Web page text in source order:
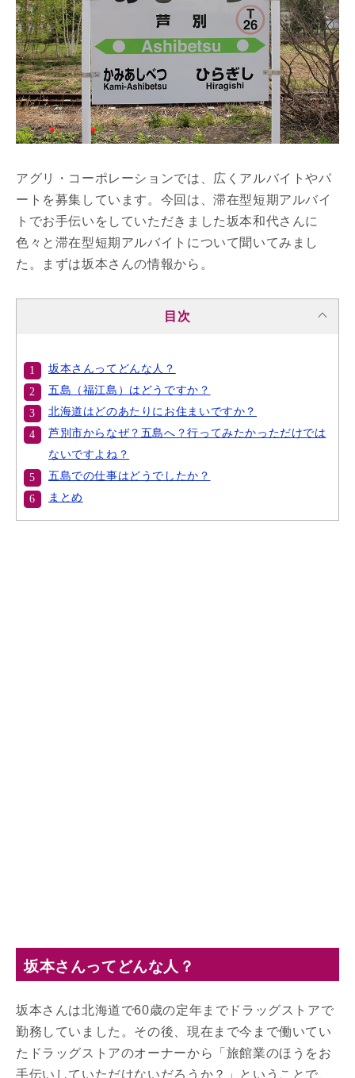
アグリ・コーポレーションでは、広くアルバイトやパ
ートを募集しています。今回は、滞在型短期アルバイ
トでお手伝いをしていただきました坂本和代さんに
色々と滞在型短期アルバイトについて聞いてみまし
た。まずは坂本さんの情報から。
目次
坂本さんってどんな人？
五島（福江島）はどうですか？
北海道はどのあたりにお住まいですか？
芦別市からなぜ？五島へ？行ってみたかっただけでは
ないですよね？
五島での仕事はどうでしたか？
まとめ
坂本さんってどんな人？
坂本さんは北海道で60歳の定年までドラッグストアで
勤務していました。その後、現在まで今まで働いてい
たドラッグストアのオーナーから「旅館業のほうをお
手伝いしていただけないだろうか？」ということで、